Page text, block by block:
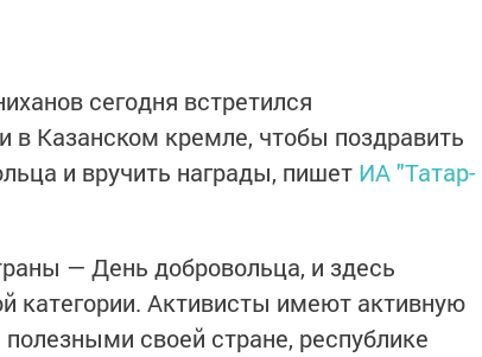
сегодня встретился
в Казанском кремле, чтобы поздравить
и вручить награды, пишет ИА "Татар-
— День добровольца, и здесь
категории. Активисты имеют активную
своей стране, республике